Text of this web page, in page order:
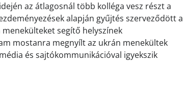
az átlagosnál több kolléga vesz részt a
alapján gyűjtés szerveződött a
segítő helyszínek
mostanra megnyílt az ukrán menekültek
és sajtókommunikációval igyekszik